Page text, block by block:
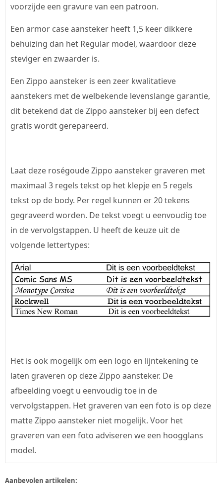
voorzijde een gravure van een patroon.
Een armor case aansteker heeft 1,5 keer dikkere
behuizing dan het Regular model, waardoor deze
steviger en zwaarder is.
Een Zippo aansteker is een zeer kwalitatieve
aanstekers met de welbekende levenslange garantie,
dit betekend dat de Zippo aansteker bij een defect
gratis wordt gerepareerd.
Laat deze roségoude Zippo aansteker graveren met
maximaal 3 regels tekst op het klepje en 5 regels
tekst op de body. Per regel kunnen er 20 tekens
gegraveerd worden. De tekst voegt u eenvoudig toe
in de vervolgstappen. U heeft de keuze uit de
volgende lettertypes:
Het is ook mogelijk om een logo en lijntekening te
laten graveren op deze Zippo aansteker. De
afbeelding voegt u eenvoudig toe in de
vervolgstappen. Het graveren van een foto is op deze
matte Zippo aansteker niet mogelijk. Voor het
graveren van een foto adviseren we een hoogglans
model.
Aanbevolen artikelen: